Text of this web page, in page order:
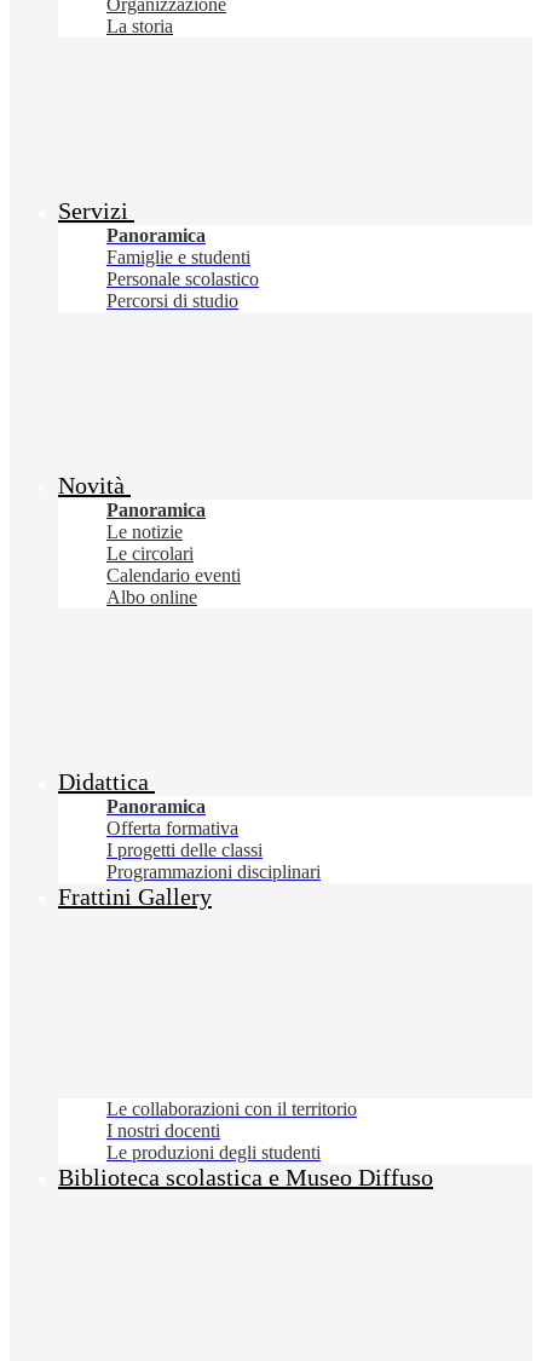
Organizzazione
La storia
Servizi
Panoramica
Famiglie e studenti
Personale scolastico
Percorsi di studio
Novità
Panoramica
Le notizie
Le circolari
Calendario eventi
Albo online
Didattica
Panoramica
Offerta formativa
I progetti delle classi
Programmazioni disciplinari
Frattini Gallery
Le collaborazioni con il territorio
I nostri docenti
Le produzioni degli studenti
Biblioteca scolastica e Museo Diffuso